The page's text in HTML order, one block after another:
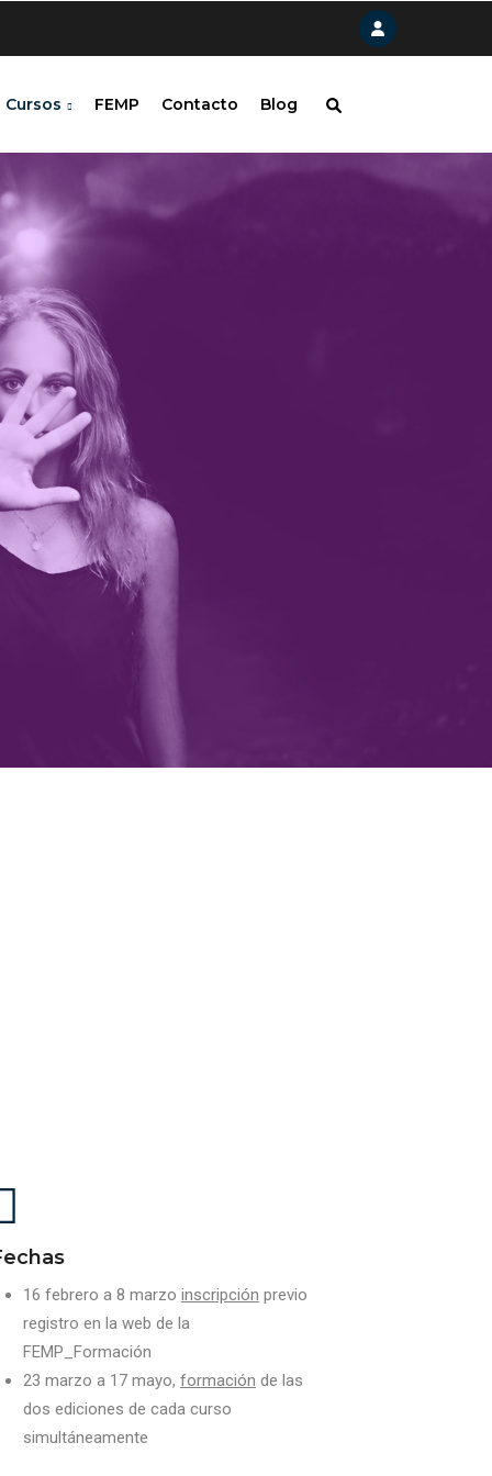
Cursos FEMP Contacto Blog
16 febrero a 8 marzo inscripción previo
registro en la web de la
FEMP_Formación
23 marzo a 17 mayo, formación de las
dos ediciones de cada curso
simultáneamente